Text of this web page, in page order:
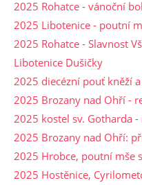
2025 Rohatce - vánoční
2025 Libotenice - poutní
2025 Rohatce - Slavnost
Libotenice Dušičky
2025 diecézní pouť kněží
2025 Brozany nad Ohří -
2025 kostel sv. Gotharda
2025 Brozany nad Ohří:
2025 Hrobce, poutní mše
2025 Hostěnice,